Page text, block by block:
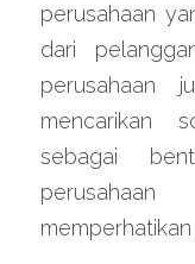
perusahaan
dari
perusahaan
mencarikan
sebagai